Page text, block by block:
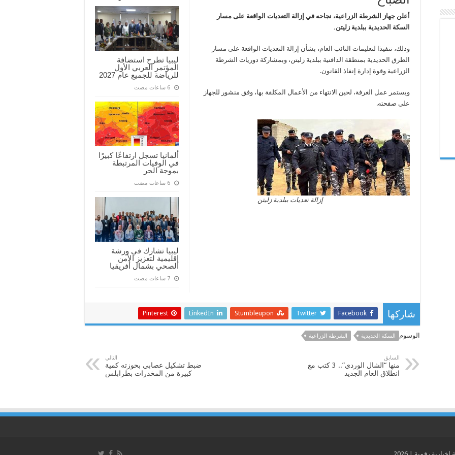
ليبيا تطرح استضافة
المؤتمر العربي الأول
للرياضة للجميع عام 2027
ألمانيا تسجل ارتفاعًا كبيرًا
في الوفيات المرتبطة
بموجة الحر
ليبيا تشارك في ورشة
إقليمية لتعزيز الأمن
الصحي بشمال أفريقيا
أعلن جهاز الشرطة الزراعية، نجاحه في إزالة التعديات الواقعة على مسار
السكة الحديدية ببلدية زليتن.
وذلك، تنفيذا لتعليمات النائب العام، بشأن إزالة التعديات الواقعة على مسار
الطرق الحديدية بمنطقة الدافنية ببلدية زليتن، وبمشاركة دوريات الشرطة
الزراعية وقوة إدارة إنفاذ القانون.
ويستمر عمل الغرفة، لحين الانتهاء من الأعمال المكلفة بها، وفق منشور للجهاز
على صفحته.
إزالة تعديات ببلدية زليتن
شاركها Facebook
Twitter
Stumbleupon
LinkedIn
Pinterest
الوسوم السكة الحديدية الشرطة الزراعية
السابق
منها “الشال الوردي”.. 3 كتب مع
انطلاق العام الجديد
التالي
ضبط تشكيل عصابي بحوزته كمية
كبيرة من المخدرات بطرابلس